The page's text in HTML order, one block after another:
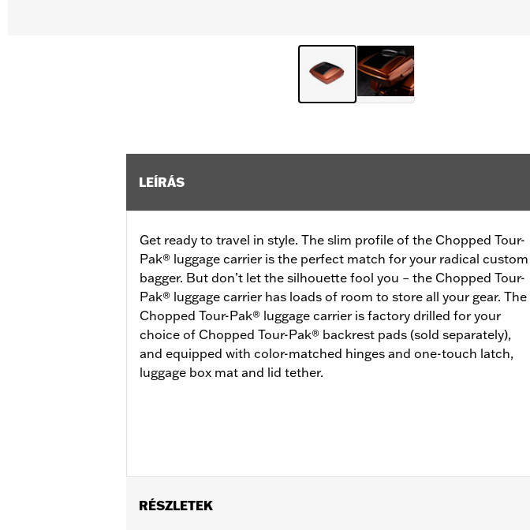
LEÍRÁS
Get ready to travel in style. The slim profile of the Chopped Tour-
Pak® luggage carrier is the perfect match for your radical custom
bagger. But don’t let the silhouette fool you – the Chopped Tour-
Pak® luggage carrier has loads of room to store all your gear. The
Chopped Tour-Pak® luggage carrier is factory drilled for your
choice of Chopped Tour-Pak® backrest pads (sold separately),
and equipped with color-matched hinges and one-touch latch,
luggage box mat and lid tether.
RÉSZLETEK